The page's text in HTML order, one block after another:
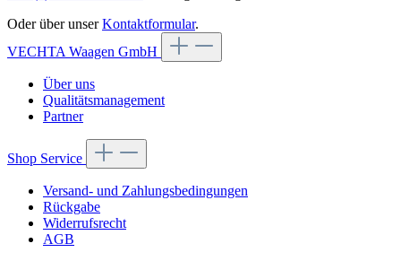
Oder über unserKontaktformular.
VECHTA Waagen GmbH
Über uns
Qualitätsmanagement
Partner
Shop Service
Versand- und Zahlungsbedingungen
Rückgabe
Widerrufsrecht
AGB